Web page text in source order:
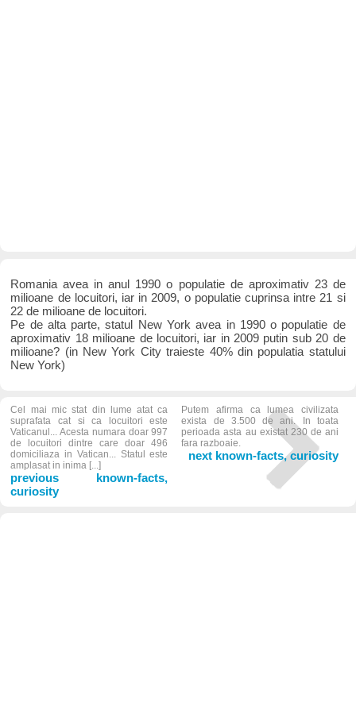
Romania avea in anul 1990 o populatie de aproximativ 23 de
milioane de locuitori, iar in 2009, o populatie cuprinsa intre 21 si
22 de milioane de locuitori.
Pe de alta parte, statul New York avea in 1990 o populatie de
aproximativ 18 milioane de locuitori, iar in 2009 putin sub 20 de
milioane? (in New York City traieste 40% din populatia statului
New York)
Cel mai mic stat din lume atat ca
suprafata cat si ca locuitori este
Vaticanul... Acesta numara doar 997
de locuitori dintre care doar 496
domiciliaza in Vatican... Statul este
amplasat in inima [...]
previous known-facts,
curiosity
Putem afirma ca lumea civilizata
exista de 3.500 de ani. In toata
perioada asta au existat 230 de ani
fara razboaie.
next known-facts, curiosity